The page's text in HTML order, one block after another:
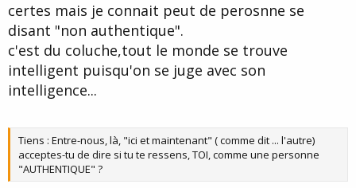
certes mais je connait peut de perosnne se
disant "non authentique".
c'est du coluche,tout le monde se trouve
intelligent puisqu'on se juge avec son
intelligence...
Tiens : Entre-nous, là, "ici et maintenant" ( comme dit ... l'autre)
acceptes-tu de dire si tu te ressens, TOI, comme une personne
"AUTHENTIQUE" ?